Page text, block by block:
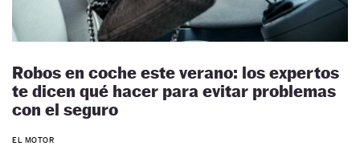
Robos en coche este verano: los expertos
te dicen qué hacer para evitar problemas
con el seguro
EL MOTOR